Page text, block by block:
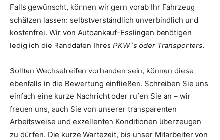
Falls gewünscht, können wir gern vorab Ihr Fahrzeug
schätzen lassen: selbstverständlich unverbindlich und
kostenfrei. Wir von Autoankauf-Esslingen benötigen
lediglich die Randdaten Ihres PKW`s oder Transporters.
Sollten Wechselreifen vorhanden sein, können diese
ebenfalls in die Bewertung einfließen. Schreiben Sie uns
einfach eine kurze Nachricht oder rufen Sie an – wir
freuen uns, auch Sie von unserer transparenten
Arbeitsweise und exzellenten Konditionen überzeugen
zu dürfen. Die kurze Wartezeit, bis unser Mitarbeiter von